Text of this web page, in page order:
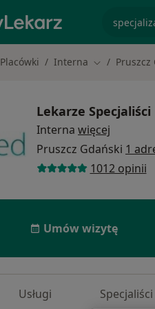
Placówki Interna Zmień miasto
Pruszcz
Lekarze Specjaliści
Interna więcej
Pruszcz Gdański 1
1012 opinii
Umów wizytę
Usługi Specjaliści